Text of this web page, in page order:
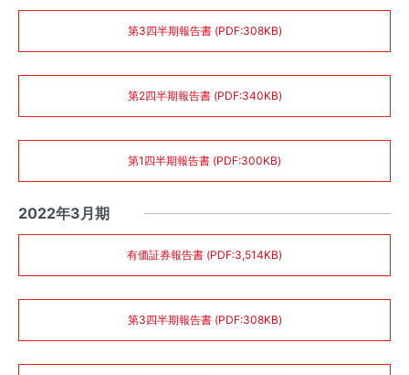
第3四半期報告書 (PDF:308KB)
第2四半期報告書 (PDF:340KB)
第1四半期報告書 (PDF:300KB)
2022年3月期
有価証券報告書 (PDF:3,514KB)
第3四半期報告書 (PDF:308KB)